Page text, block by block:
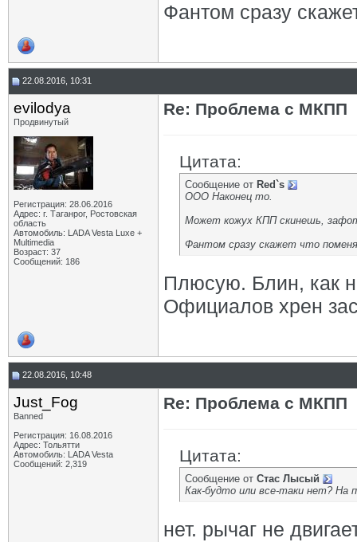
Фантом сразу
22.08.2016, 10:31
evilodya
Продвинутый
Регистрация: 28.06.2016
Адрес: г. Таганрог, Ростовская
область
Автомобиль: LADA Vesta Luxe +
Multimedia
Возраст: 37
Сообщений: 186
Re: Проблема с МКПП
Цитата:
Сообщение от Red`s
ООО Наконец то.
Может кожух КПП скинешь,
Фантом сразу скажет что
Плюсую. Блин, как
Официалов хрен
22.08.2016, 10:48
Just_Fog
Banned
Регистрация: 16.08.2016
Адрес: Тольятти
Автомобиль: LADA Vesta
Сообщений: 2,319
Re: Проблема с МКПП
Цитата:
Сообщение от Стас Лысый
Как-будто или все-таки нет? На
нет. рычаг не